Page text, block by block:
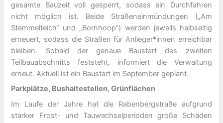
gesamte Bauzeit voll gesperrt, sodass ein Durchfahren
nicht möglich ist. Beide Straßeneinmündungen („Am
Stemmelteich“ und „Bornhoop“) werden jeweils halbseitig
erneuert, sodass die Straßen für Anlieger*innen erreichbar
bleiben. Sobald der genaue Baustart des zweiten
Teilbauabschnitts feststeht, informiert die Verwaltung
erneut. Aktuell ist ein Baustart im September geplant.
Parkplätze, Bushaltestellen, Grünflächen
Im Laufe der Jahre hat die Rabenbergstraße aufgrund
starker Frost- und Tauwechselperioden große Schäden